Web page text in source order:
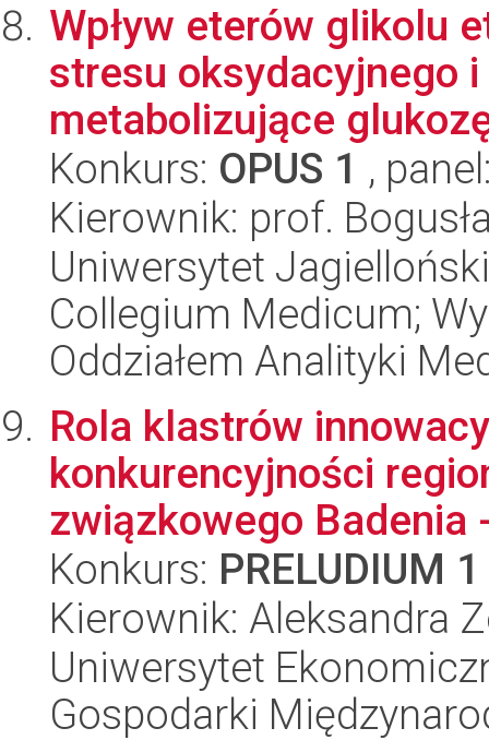
Wpływ eterów glikolu
stresu oksydacyjnego
metabolizujące
Konkurs: OPUS 1 ,
Kierownik: prof.
Uniwersytet
Collegium Medicum;
Oddziałem Analityki
Rola klastrów
konkurencyjności
związkowego Badenia
Konkurs: PRELUDIUM 1
Kierownik: Aleksandra
Uniwersytet
Gospodarki